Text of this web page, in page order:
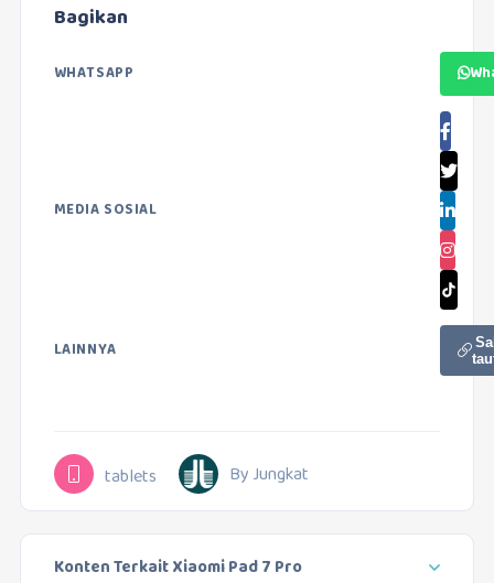
Bagikan
WHATSAPP
MEDIA SOSIAL
LAINNYA
tablets By Jungkat
Konten Terkait Xiaomi Pad 7 Pro